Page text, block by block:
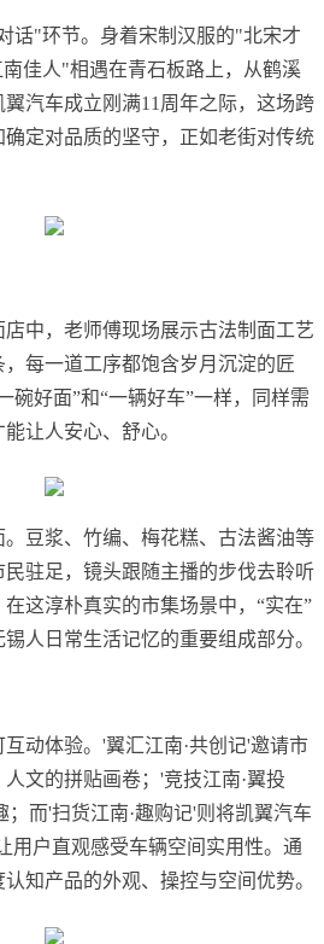
话"环节。身着宋制汉服的"北宋才
佳人"相遇在青石板路上，从鹤溪
汽车成立刚满11周年之际，这场跨
定对品质的坚守，正如老街对传统
中，老师傅现场展示古法制面工艺
每一道工序都饱含岁月沉淀的匠
碗好面”和“一辆好车”一样，同样需
让人安心、舒心。
豆浆、竹编、梅花糕、古法酱油等
驻足，镜头跟随主播的步伐去聆听
这淳朴真实的市集场景中，“实在”
人日常生活记忆的重要组成部分。
动体验。'翼汇江南·共创记'邀请市
文的拼贴画卷；'竞技江南·翼投
而'扫货江南·趣购记'则将凯翼汽车
用户直观感受车辆空间实用性。通
知产品的外观、操控与空间优势。